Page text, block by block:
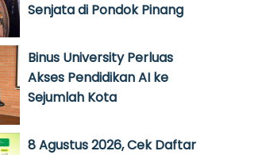
Senjata di Pondok Pinang
Binus University Perluas
Akses Pendidikan AI ke
Sejumlah Kota
8 Agustus 2026, Cek Daftar